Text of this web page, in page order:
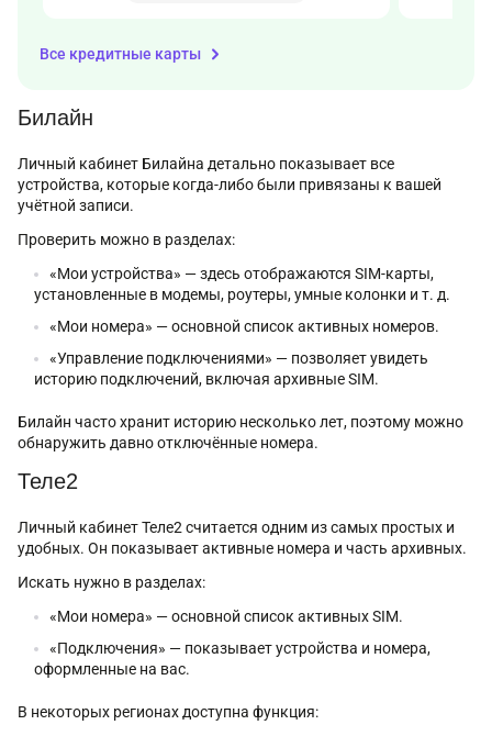
Все кредитные карты
Билайн
Личный кабинет Билайна детально показывает все
устройства, которые когда-либо были привязаны к вашей
учётной записи.
Проверить можно в разделах:
«Мои устройства» — здесь отображаются SIM-карты,
установленные в модемы, роутеры, умные колонки и т. д.
«Мои номера» — основной список активных номеров.
«Управление подключениями» — позволяет увидеть
историю подключений, включая архивные SIM.
Билайн часто хранит историю несколько лет, поэтому можно
обнаружить давно отключённые номера.
Теле2
Личный кабинет Теле2 считается одним из самых простых и
удобных. Он показывает активные номера и часть архивных.
Искать нужно в разделах:
«Мои номера» — основной список активных SIM.
«Подключения» — показывает устройства и номера,
оформленные на вас.
В некоторых регионах доступна функция: